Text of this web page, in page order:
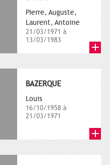
Pierre, Auguste,
Laurent, Antoine
21/03/1971 à
13/03/1983
BAZERQUE
Louis
16/10/1958 à
21/03/1971